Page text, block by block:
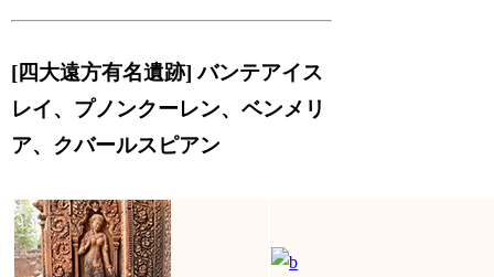
[四大遠方有名遺跡] バンテアイス
レイ、プノンクーレン、ベンメリ
ア、クバールスピアン